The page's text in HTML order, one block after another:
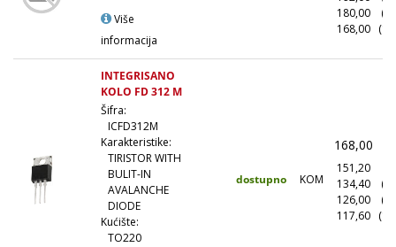
Više
informacija
180,00
168,00
INTEGRISANO
KOLO FD 312 M
Šifra:
ICFD312M
Karakteristike:
TIRISTOR WITH
BULIT-IN
AVALANCHE
DIODE
Kućište:
TO220
dostupno KOM
168,00
151,20
134,40
126,00
117,60